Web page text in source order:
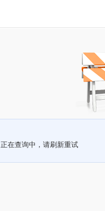
正在查询中，请刷新重试